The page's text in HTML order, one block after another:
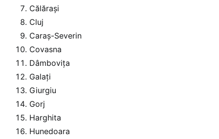
Călărași
Cluj
Caraș-Severin
Covasna
Dâmbovița
Galați
Giurgiu
Gorj
Harghita
Hunedoara